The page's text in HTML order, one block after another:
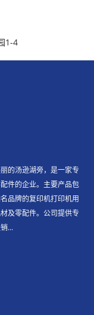
1-4
的汤逊湖旁，是一家专
件的企业。主要产品包
品牌的复印机打印机用
及零配件。公司提供专
...